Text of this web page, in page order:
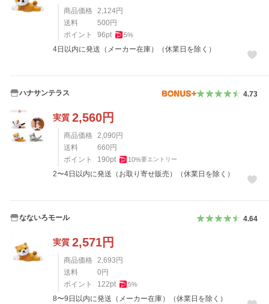
商品価格 2,124円
送料
500円
ポイント
96pt 5%
4日以内に発送（メーカー在庫）（休業日を除く）
ハナサンテラス 4.73
実質 2,560円
商品価格 2,090円
送料
660円
ポイント
190pt 10%要エントリー
2〜4日以内に発送（お取り寄せ販売）（休業日を除く）
なないろモール 4.64
実質 2,571円
商品価格 2,693円
送料
0円
ポイント
122pt 5%
8〜9日以内に発送（メーカー在庫）（休業日を除く）